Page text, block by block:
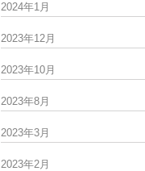
2024年1月
2023年12月
2023年10月
2023年8月
2023年3月
2023年2月